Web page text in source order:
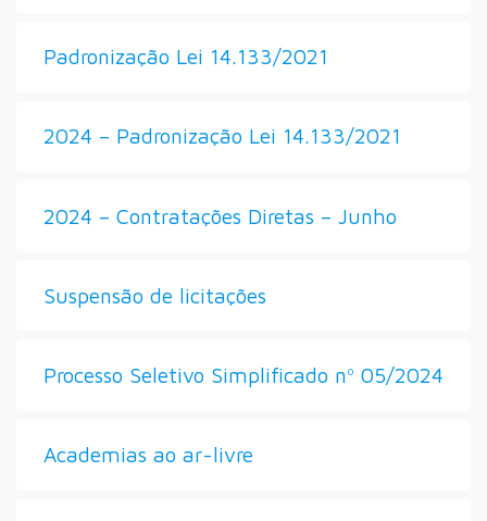
Padronização Lei 14.133/2021
2024 – Padronização Lei 14.133/2021
2024 – Contratações Diretas – Junho
Suspensão de licitações
Processo Seletivo Simplificado nº 05/2024
Academias ao ar-livre